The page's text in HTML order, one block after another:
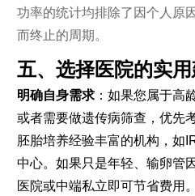
功率的统计均排除了因个人原
而终止的周期。
五、选择医院的实
明确自身需求：如果您属于高
或者需要做遗传病筛查，优先
胚胎培养经验丰富的机构，如
中心。如果只是年轻、输卵管
医院或中端私立即可节省费用。